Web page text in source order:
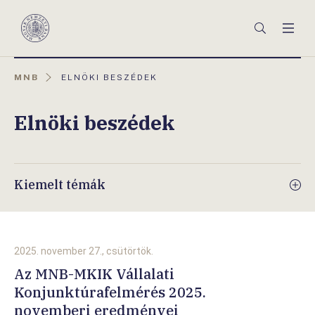
Magyar
Keresés
MNB
AKTUÁLIS
ELNÖKI BESZÉDEK
Elnöki beszédek
Kiemelt témák
2025. november 27., csütörtök.
Az MNB-MKIK Vállalati
Konjunktúrafelmérés 2025.
novemberi eredményei